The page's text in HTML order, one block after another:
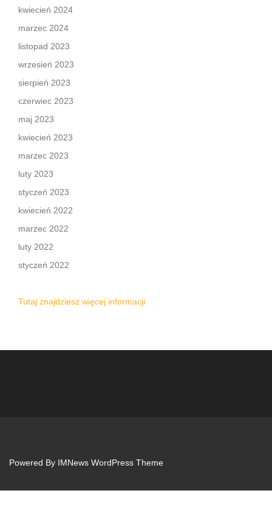
kwiecień 2024
marzec 2024
listopad 2023
wrzesień 2023
sierpień 2023
czerwiec 2023
maj 2023
kwiecień 2023
marzec 2023
luty 2023
styczeń 2023
kwiecień 2022
marzec 2022
luty 2022
styczeń 2022
Tutaj znajdziesz więcej informacji
Powered By IMNews WordPress Theme